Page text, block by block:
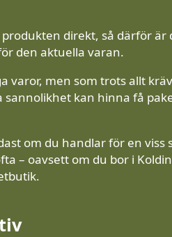
direkt, så därför är
den aktuella varan.
varor, men som trots allt
kan hinna få
om du handlar för en viss
– oavsett om du bor i